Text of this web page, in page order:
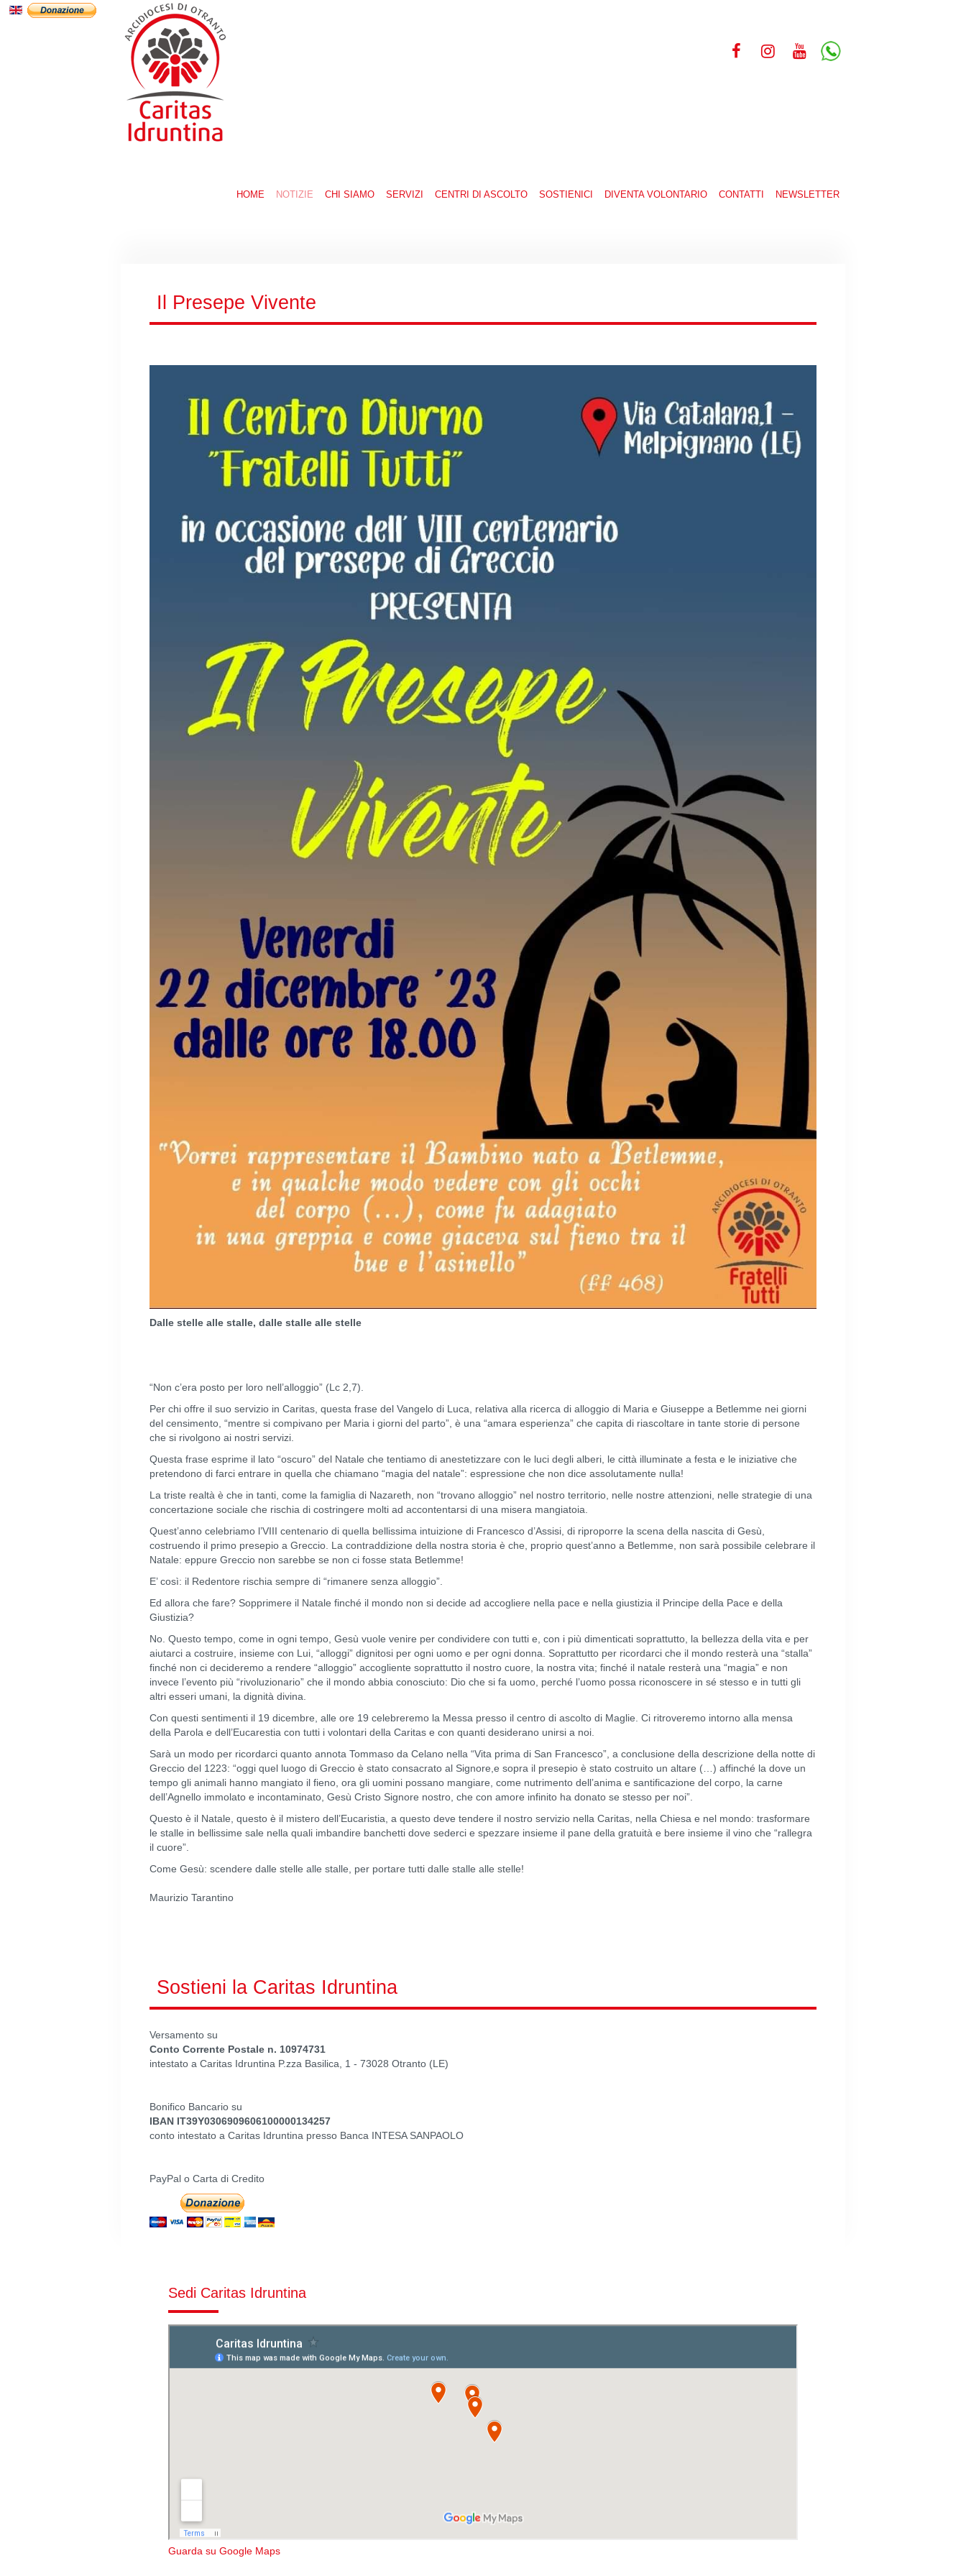
HOME NOTIZIE CHI SIAMO SERVIZI CENTRI DI ASCOLTO SOSTIENICI DIVENTA VOLONTARIO CONTATTI NEWSLETTER
Il Presepe Vivente
Dalle stelle alle stalle, dalle stalle alle stelle
“Non c’era posto per loro nell’alloggio” (Lc 2,7).
Per chi offre il suo servizio in Caritas, questa frase del Vangelo di Luca, relativa alla ricerca di alloggio di Maria e Giuseppe a Betlemme nei giorni
del censimento, “mentre si compivano per Maria i giorni del parto”, è una “amara esperienza” che capita di riascoltare in tante storie di persone
che si rivolgono ai nostri servizi.
Questa frase esprime il lato “oscuro” del Natale che tentiamo di anestetizzare con le luci degli alberi, le città illuminate a festa e le iniziative che
pretendono di farci entrare in quella che chiamano “magia del natale”: espressione che non dice assolutamente nulla!
La triste realtà è che in tanti, come la famiglia di Nazareth, non “trovano alloggio” nel nostro territorio, nelle nostre attenzioni, nelle strategie di una
concertazione sociale che rischia di costringere molti ad accontentarsi di una misera mangiatoia.
Quest’anno celebriamo l’VIII centenario di quella bellissima intuizione di Francesco d’Assisi, di riproporre la scena della nascita di Gesù,
costruendo il primo presepio a Greccio. La contraddizione della nostra storia è che, proprio quest’anno a Betlemme, non sarà possibile celebrare il
Natale: eppure Greccio non sarebbe se non ci fosse stata Betlemme!
E’ così: il Redentore rischia sempre di “rimanere senza alloggio”.
Ed allora che fare? Sopprimere il Natale finché il mondo non si decide ad accogliere nella pace e nella giustizia il Principe della Pace e della
Giustizia?
No. Questo tempo, come in ogni tempo, Gesù vuole venire per condividere con tutti e, con i più dimenticati soprattutto, la bellezza della vita e per
aiutarci a costruire, insieme con Lui, “alloggi” dignitosi per ogni uomo e per ogni donna. Soprattutto per ricordarci che il mondo resterà una “stalla”
finché non ci decideremo a rendere “alloggio” accogliente soprattutto il nostro cuore, la nostra vita; finché il natale resterà una “magia” e non
invece l’evento più “rivoluzionario” che il mondo abbia conosciuto: Dio che si fa uomo, perché l’uomo possa riconoscere in sé stesso e in tutti gli
altri esseri umani, la dignità divina.
Con questi sentimenti il 19 dicembre, alle ore 19 celebreremo la Messa presso il centro di ascolto di Maglie. Ci ritroveremo intorno alla mensa
della Parola e dell’Eucarestia con tutti i volontari della Caritas e con quanti desiderano unirsi a noi.
Sarà un modo per ricordarci quanto annota Tommaso da Celano nella “Vita prima di San Francesco”, a conclusione della descrizione della notte di
Greccio del 1223: “oggi quel luogo di Greccio è stato consacrato al Signore,e sopra il presepio è stato costruito un altare (…) affinché la dove un
tempo gli animali hanno mangiato il fieno, ora gli uomini possano mangiare, come nutrimento dell’anima e santificazione del corpo, la carne
dell’Agnello immolato e incontaminato, Gesù Cristo Signore nostro, che con amore infinito ha donato se stesso per noi”.
Questo è il Natale, questo è il mistero dell’Eucaristia, a questo deve tendere il nostro servizio nella Caritas, nella Chiesa e nel mondo: trasformare
le stalle in bellissime sale nella quali imbandire banchetti dove sederci e spezzare insieme il pane della gratuità e bere insieme il vino che “rallegra
il cuore”.
Come Gesù: scendere dalle stelle alle stalle, per portare tutti dalle stalle alle stelle!
Maurizio Tarantino
Sostieni la Caritas Idruntina
Versamento su
Conto Corrente Postale n. 10974731
intestato a Caritas Idruntina P.zza Basilica, 1 - 73028 Otranto (LE)
Bonifico Bancario su
IBAN IT39Y0306909606100000134257
conto intestato a Caritas Idruntina presso Banca INTESA SANPAOLO
PayPal o Carta di Credito
Sedi Caritas Idruntina
Guarda su Google Maps